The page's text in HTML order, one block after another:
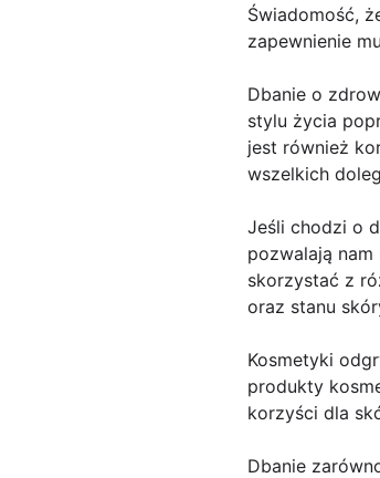
Świadomość,
zapewnienie
Dbanie o
stylu życia
jest również
wszelkich
Jeśli chodzi o
pozwalają
skorzystać z
oraz stanu
Kosmetyki
produkty
korzyści dla
Dbanie